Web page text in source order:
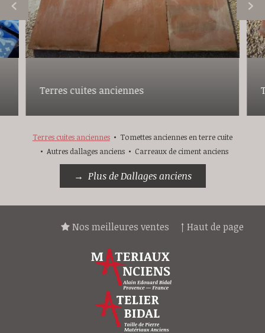
Terres cuites anciennes
Terres cuites anciennes
Tomettes anciennes en terre cuite
Autres dallages anciens
Carreaux de ciment anciens
Plus de Dallages anciens
↑ Haut de page
Nos meilleures ventes